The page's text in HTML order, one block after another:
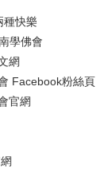
快樂
學佛會
網
Facebook粉絲頁
官網